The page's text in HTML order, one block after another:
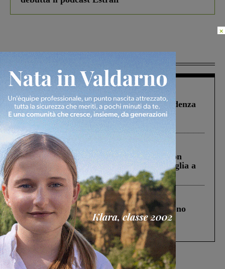
Figline Incisa Valdarno 1 Agosto 2026
Piscina di Figline finanziata oltre la scadenza
Pnrr, il gruppo di Fratelli d’Italia: “Un
ringraziamento al Governo”
Cronaca 3 Agosto 2026
Scomparso da una struttura di Castiglion
Fiorentino l’uomo che aveva ucciso la figlia a
Levane nel 2020
Cronaca 4 Agosto 2026
Un anno fa la strage in A1 in cui morirono
Gianni, Giulia e Franco. Lo schianto, il
processo, lo stop ai sorpassi fra tir....
×